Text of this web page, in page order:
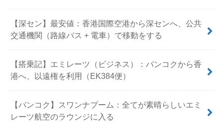
【深セン】最安値：香港国際空港から深センへ、公共
交通機関（路線バス + 電車）で移動をする
【搭乗記】エミレーツ（ビジネス）：バンコクから香
港へ、以遠権を利用（EK384便）
【バンコク】スワンナプーム：全てが素晴らしいエミ
レーツ航空のラウンジに入る